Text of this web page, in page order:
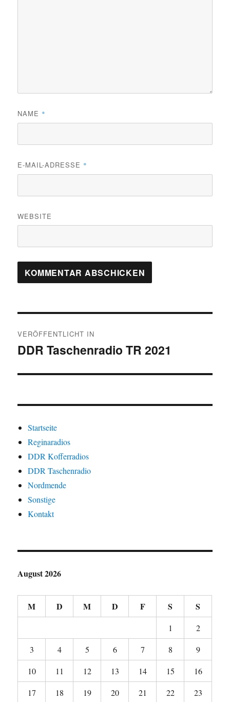
NAME *
E-MAIL-ADRESSE *
WEBSITE
VERÖFFENTLICHT IN
DDR Taschenradio TR 2021
Startseite
Reginaradios
DDR Kofferradios
DDR Taschenradio
Nordmende
Sonstige
Kontakt
August 2026
M D M D F S S
1
2
3
4 5 6 7 8
9
10
11 12 13 14 15
16
17
18 19 20 21 22
23